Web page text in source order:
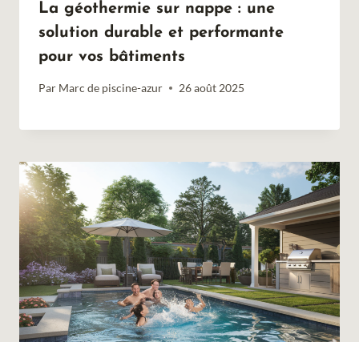
La géothermie sur nappe : une
solution durable et performante
pour vos bâtiments
Par Marc de piscine-azur 26 août 2025